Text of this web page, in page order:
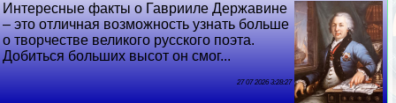
Интересные факты о Гаврииле Державине
– это отличная возможность узнать больше
о творчестве великого русского поэта.
Добиться больших высот он смог...
27 07 2026 3:28:27